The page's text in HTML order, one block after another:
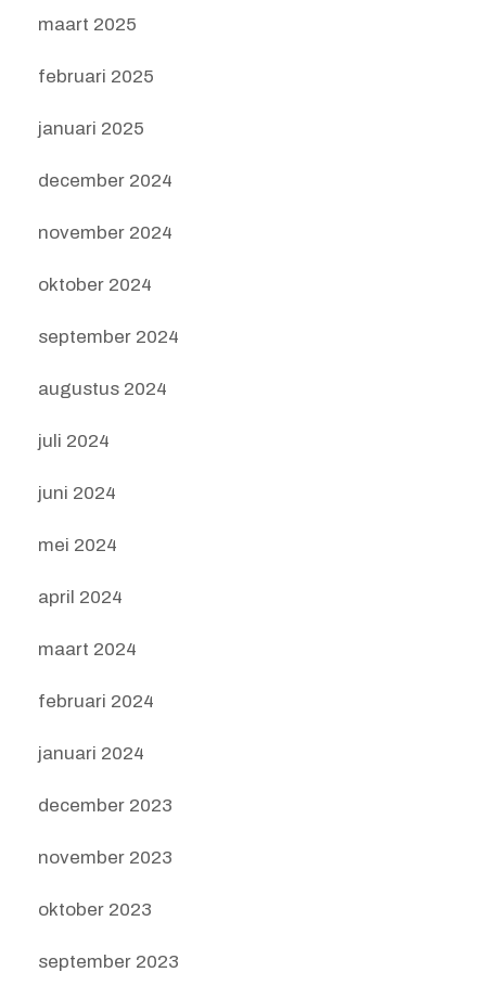
maart 2025
februari 2025
januari 2025
december 2024
november 2024
oktober 2024
september 2024
augustus 2024
juli 2024
juni 2024
mei 2024
april 2024
maart 2024
februari 2024
januari 2024
december 2023
november 2023
oktober 2023
september 2023